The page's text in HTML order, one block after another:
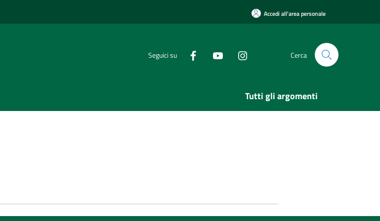
Accedi all'area personale
Seguici su Cerca
Tutti gli argomenti